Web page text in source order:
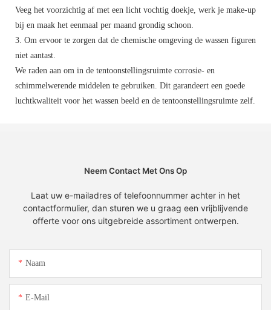
Veeg het voorzichtig af met een licht vochtig doekje, werk je make-up
bij en maak het eenmaal per maand grondig schoon.
3. Om ervoor te zorgen dat de chemische omgeving de wassen figuren
niet aantast.
We raden aan om in de tentoonstellingsruimte corrosie- en
schimmelwerende middelen te gebruiken. Dit garandeert een goede
luchtkwaliteit voor het wassen beeld en de tentoonstellingsruimte zelf.
Neem Contact Met Ons Op
Laat uw e-mailadres of telefoonnummer achter in het
contactformulier, dan sturen we u graag een vrijblijvende
offerte voor ons uitgebreide assortiment ontwerpen.
Naam
E-Mail